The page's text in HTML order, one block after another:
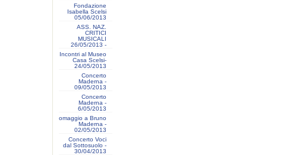
Fondazione
Isabella Scelsi
05/06/2013
ASS. NAZ.
CRITICI
MUSICALI
26/05/2013 -
Incontri al Museo
Casa Scelsi-
24/05/2013
Concerto
Maderna -
09/05/2013
Concerto
Maderna -
6/05/2013
omaggio a Bruno
Maderna -
02/05/2013
Concerto Voci
dal Sottosuolo -
30/04/2013